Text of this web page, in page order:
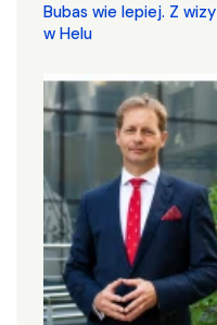
Bubas wie lepiej. Z
w Helu